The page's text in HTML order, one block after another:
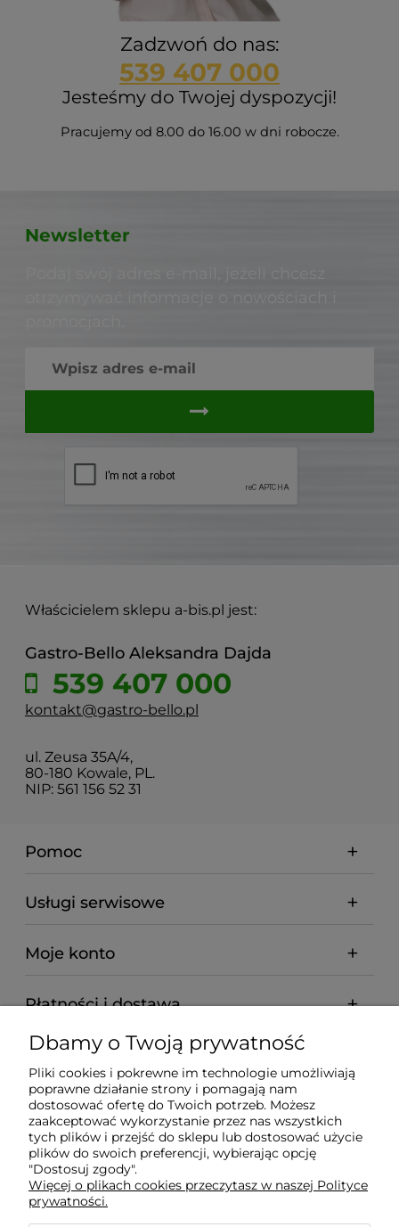
Zadzwoń do nas:
539 407 000
Jesteśmy do Twojej dyspozycji!
Pracujemy od 8.00 do 16.00 w dni robocze.
Newsletter
Właścicielem sklepu a-bis.pl jest:
Gastro-Bello Aleksandra Dajda
539 407 000
kontakt@gastro-bello.pl
ul. Zeusa 35A/4,
80-180 Kowale, PL.
NIP: 561 156 52 31
Pomoc
Usługi serwisowe
Moje konto
Płatności i dostawa
Informacje
O nas
Wyposażenie Gastronomii - Projekty Technologiczne -
Sklep Gastronomiczny - Serwis Sprzętu
Gastronomicznego | Gdańsk - Trójmiasto - Pomorskie
Dbamy o Twoją prywatność
Pliki cookies i pokrewne im technologie umożliwiają
poprawne działanie strony i pomagają nam
dostosować ofertę do Twoich potrzeb. Możesz
zaakceptować wykorzystanie przez nas wszystkich
tych plików i przejść do sklepu lub dostosować użycie
plików do swoich preferencji, wybierając opcję
"Dostosuj zgody".
Więcej o plikach cookies przeczytasz w naszej Polityce
prywatności.